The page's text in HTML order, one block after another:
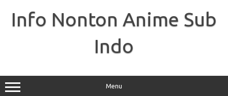
contentInfo Nonton Anime Sub
Indo
Menu